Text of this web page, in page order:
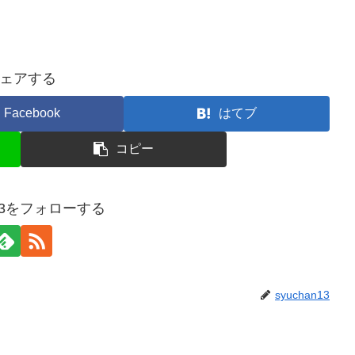
アする
Facebook はてブ
コピー
をフォローする
syuchan13